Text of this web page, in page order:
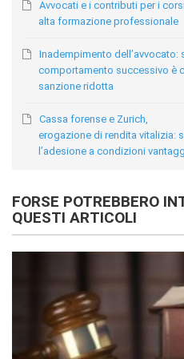
Avvocati e i contributi per i
alta formazione professionale
Inadempimento dell’avvocato:
comportamento successivo è
sanzione ridotta
Cassa forense e Zurich,
erogazione di rendita vitalizia:
l’adesione a condizioni
FORSE POTREBBERO
QUESTI ARTICOLI